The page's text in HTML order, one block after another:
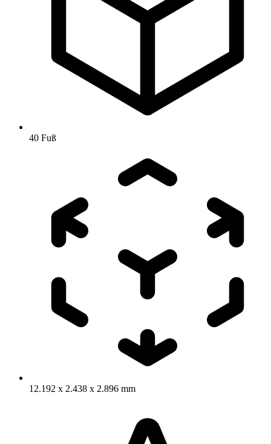
40 Fuß
12.192 x 2.438 x 2.896 mm